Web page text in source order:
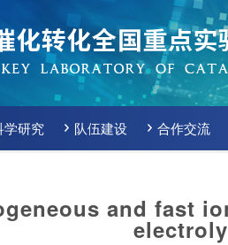
学研究 队伍建设 合作交流
and fast